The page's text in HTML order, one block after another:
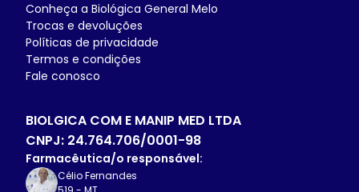
Conheça a Biológica General Melo
Trocas e devoluções
Políticas de privacidade
Termos e condições
Fale conosco
BIOLGICA COM E MANIP MED LTDA
CNPJ: 24.764.706/0001-98
Farmacêutica/o responsável:
Célio Fernandes